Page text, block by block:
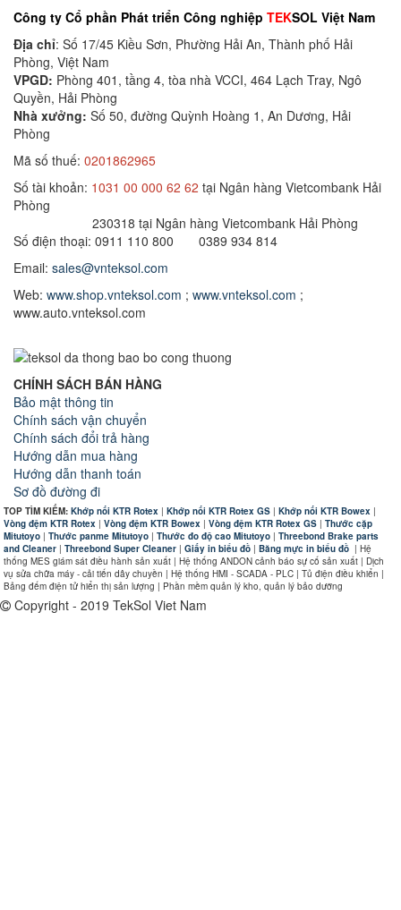
Công ty Cổ phần Phát triển Công nghiệp TEKSOL Việt Nam
Địa chỉ: Số 17/45 Kiều Sơn, Phường Hải An, Thành phố Hải
Phòng, Việt Nam
VPGD: Phòng 401, tầng 4, tòa nhà VCCI, 464 Lạch Tray, Ngô
Quyền, Hải Phòng
Nhà xưởng: Số 50, đường Quỳnh Hoàng 1, An Dương, Hải
Phòng
Mã số thuế: 0201862965
Số tài khoản: 1031 00 000 62 62 tại Ngân hàng Vietcombank Hải
Phòng
230318 tại Ngân hàng Vietcombank Hải Phòng
Số điện thoại: 0911 110 800 0389 934 814
Email: sales@vnteksol.com
Web: www.shop.vnteksol.com ; www.vnteksol.com ;
www.auto.vnteksol.com
CHÍNH SÁCH BÁN HÀNG
Bảo mật thông tin
Chính sách vận chuyển
Chính sách đổi trả hàng
Hướng dẫn mua hàng
Hướng dẫn thanh toán
Sơ đồ đường đi
TOP TÌM KIẾM:Khớp nối KTR Rotex |Khớp nối KTR Rotex GS |Khớp nối KTR Bowex |
Vòng đệm KTR Rotex | Vòng đệm KTR Bowex |Vòng đệm KTR Rotex GS |Thước cặp
Mitutoyo |Thước panme Mitutoyo |Thước đo độ cao Mitutoyo |Threebond Brake parts
and Cleaner |Threebond Super Cleaner |Giấy in biểu đồ |Băng mực in biểu đồ | Hệ
thống MES giám sát điều hành sản xuất | Hệ thống ANDON cảnh báo sự cố sản xuất | Dịch
vụ sửa chữa máy - cải tiến dây chuyền | Hệ thống HMI - SCADA - PLC | Tủ điện điều khiển |
Bảng đếm điện tử hiển thị sản lượng | Phần mềm quản lý kho, quản lý bảo dưỡng
Copyright - 2019 TekSol Viet Nam